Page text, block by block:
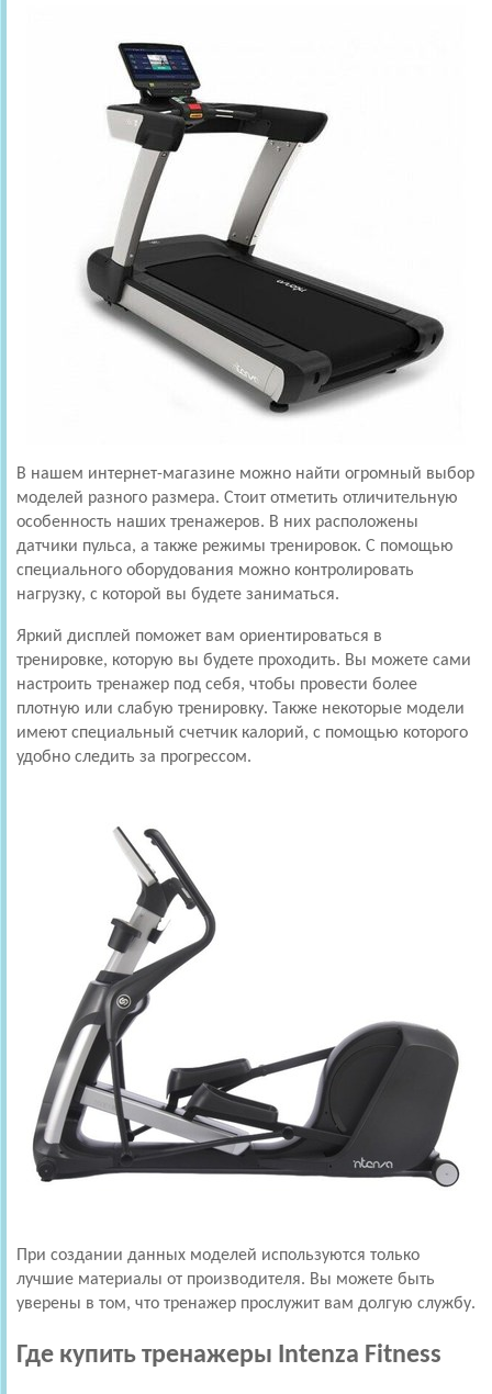
В нашем интернет-магазине можно найти огромный выбор
моделей разного размера. Стоит отметить отличительную
особенность наших тренажеров. В них расположены
датчики пульса, а также режимы тренировок. С помощью
специального оборудования можно контролировать
нагрузку, с которой вы будете заниматься.
Яркий дисплей поможет вам ориентироваться в
тренировке, которую вы будете проходить. Вы можете сами
настроить тренажер под себя, чтобы провести более
плотную или слабую тренировку. Также некоторые модели
имеют специальный счетчик калорий, с помощью которого
удобно следить за прогрессом.
При создании данных моделей используются только
лучшие материалы от производителя. Вы можете быть
уверены в том, что тренажер прослужит вам долгую службу.
Где купить тренажеры Intenza Fitness